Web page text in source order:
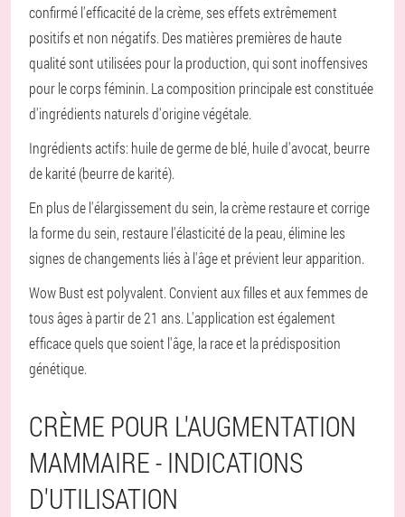
confirmé l'efficacité de la crème, ses effets extrêmement
positifs et non négatifs. Des matières premières de haute
qualité sont utilisées pour la production, qui sont inoffensives
pour le corps féminin. La composition principale est constituée
d'ingrédients naturels d'origine végétale.
Ingrédients actifs: huile de germe de blé, huile d'avocat, beurre
de karité (beurre de karité).
En plus de l'élargissement du sein, la crème restaure et corrige
la forme du sein, restaure l'élasticité de la peau, élimine les
signes de changements liés à l'âge et prévient leur apparition.
Wow Bust est polyvalent. Convient aux filles et aux femmes de
tous âges à partir de 21 ans. L'application est également
efficace quels que soient l'âge, la race et la prédisposition
génétique.
CRÈME POUR L'AUGMENTATION
MAMMAIRE - INDICATIONS
D'UTILISATION